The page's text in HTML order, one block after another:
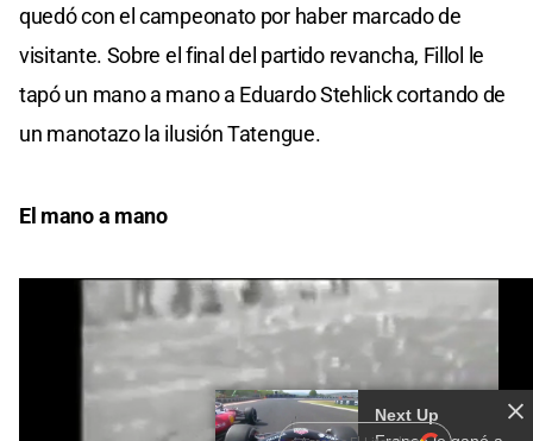
quedó con el campeonato por haber marcado de
visitante. Sobre el final del partido revancha, Fillol le
tapó un mano a mano a Eduardo Stehlick cortando de
un manotazo la ilusión Tatengue.
El mano a mano
Video: Youtube